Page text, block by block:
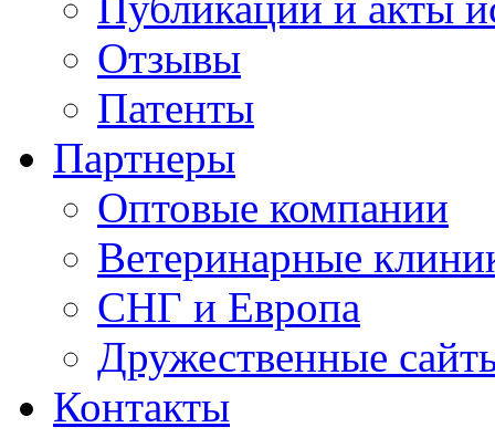
Отзывы
Патенты
Партнеры
Оптовые компании
Ветеринарные
СНГ и Европа
Дружественные
Контакты